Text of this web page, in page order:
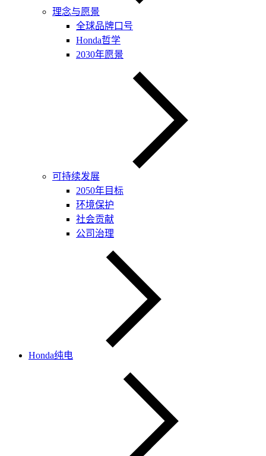
理念与愿景
全球品牌口号
Honda哲学
2030年愿景
可持续发展
2050年目标
环境保护
社会贡献
公司治理
Honda纯电